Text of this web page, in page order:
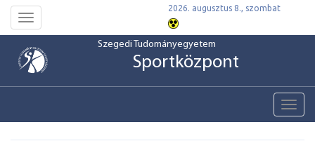
Toggle
navigation
2026. augusztus 8., szombat
Szegedi Tudományegyetem
Sportközpont